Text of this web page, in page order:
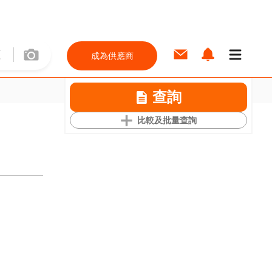
成為供應商
查詢
比較及批量查詢